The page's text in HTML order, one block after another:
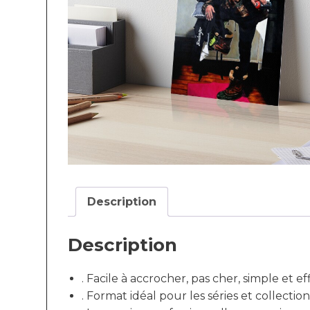
Description
Description
. Facile à accrocher, pas cher, simple et
. Format idéal pour les séries et